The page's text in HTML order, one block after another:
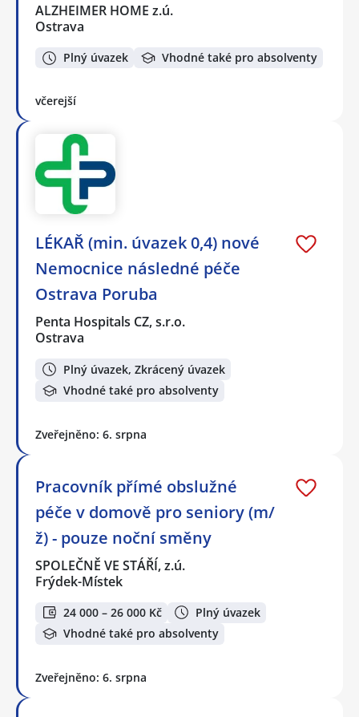
ALZHEIMER HOME z.ú.
Ostrava
Plný úvazek Vhodné také pro absolventy
včerejší
LÉKAŘ (min. úvazek 0,4) nové
Nemocnice následné péče
Ostrava Poruba
Penta Hospitals CZ, s.r.o.
Ostrava
Plný úvazek, Zkrácený úvazek
Vhodné také pro absolventy
Zveřejněno: 6. srpna
Pracovník přímé obslužné
péče v domově pro seniory (m/
ž) - pouze noční směny
SPOLEČNĚ VE STÁŘÍ, z.ú.
Frýdek-Místek
24 000 – 26 000 Kč
Plný úvazek
Vhodné také pro absolventy
Zveřejněno: 6. srpna